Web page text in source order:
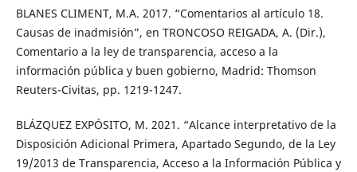
BLANES CLIMENT, M.A. 2017. “Comentarios al artículo 18.
Causas de inadmisión”, en TRONCOSO REIGADA, A. (Dir.),
Comentario a la ley de transparencia, acceso a la
información pública y buen gobierno, Madrid: Thomson
Reuters-Civitas, pp. 1219-1247.
BLÁZQUEZ EXPÓSITO, M. 2021. “Alcance interpretativo de la
Disposición Adicional Primera, Apartado Segundo, de la Ley
19/2013 de Transparencia, Acceso a la Información Pública y